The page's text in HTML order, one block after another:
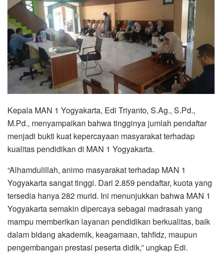
Kepala MAN 1 Yogyakarta, Edi Triyanto, S.Ag., S.Pd.,
M.Pd., menyampaikan bahwa tingginya jumlah pendaftar
menjadi bukti kuat kepercayaan masyarakat terhadap
kualitas pendidikan di MAN 1 Yogyakarta.
“Alhamdulillah, animo masyarakat terhadap MAN 1
Yogyakarta sangat tinggi. Dari 2.859 pendaftar, kuota yang
tersedia hanya 282 murid. Ini menunjukkan bahwa MAN 1
Yogyakarta semakin dipercaya sebagai madrasah yang
mampu memberikan layanan pendidikan berkualitas, baik
dalam bidang akademik, keagamaan, tahfidz, maupun
pengembangan prestasi peserta didik,” ungkap Edi.